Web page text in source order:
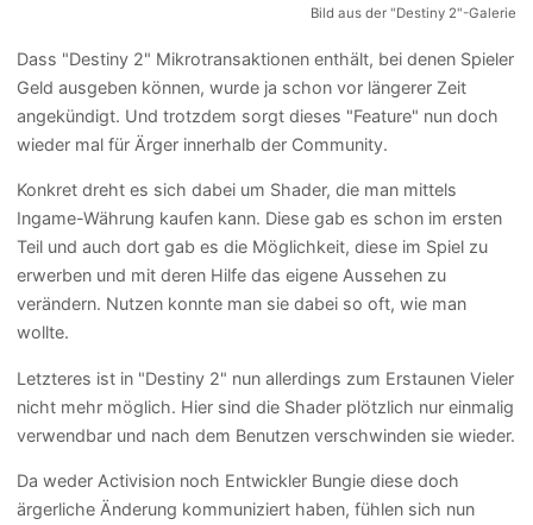
Bild aus der "Destiny 2"-Galerie
Dass "Destiny 2" Mikrotransaktionen enthält, bei denen Spieler
Geld ausgeben können, wurde ja schon vor längerer Zeit
angekündigt. Und trotzdem sorgt dieses "Feature" nun doch
wieder mal für Ärger innerhalb der Community.
Konkret dreht es sich dabei um Shader, die man mittels
Ingame-Währung kaufen kann. Diese gab es schon im ersten
Teil und auch dort gab es die Möglichkeit, diese im Spiel zu
erwerben und mit deren Hilfe das eigene Aussehen zu
verändern. Nutzen konnte man sie dabei so oft, wie man
wollte.
Letzteres ist in "Destiny 2" nun allerdings zum Erstaunen Vieler
nicht mehr möglich. Hier sind die Shader plötzlich nur einmalig
verwendbar und nach dem Benutzen verschwinden sie wieder.
Da weder Activision noch Entwickler Bungie diese doch
ärgerliche Änderung kommuniziert haben, fühlen sich nun